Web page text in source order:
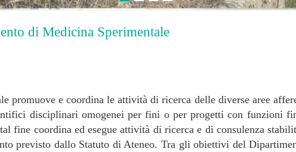
di Medicina Sperimentale
promuove e coordina le attività di ricerca delle diverse aree
disciplinari omogenei per fini o per progetti con funzioni
fine coordina ed esegue attività di ricerca e di consulenza
previsto dallo Statuto di Ateneo. Tra gli obiettivi del